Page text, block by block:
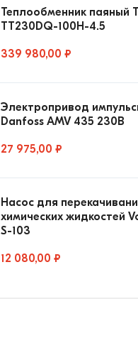
Теплообменник паяный
ТТ230DQ-100Н-4.5
339 980,00 ₽
Электропривод
Danfoss AMV 435 230В
27 975,00 ₽
Насос для
химических жидкостей
S-103
12 080,00 ₽